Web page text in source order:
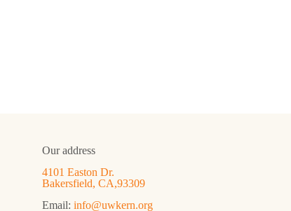
Our address
4101 Easton Dr.
Bakersfield, CA,93309
Email: info@uwkern.org